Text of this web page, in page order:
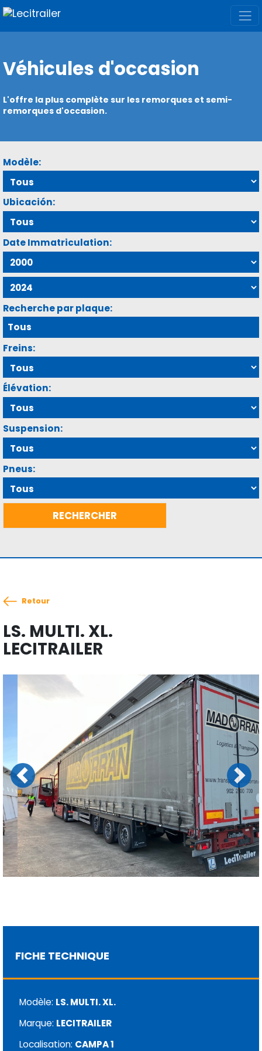
Véhicules d'occasion
L'offre la plus complète sur les remorques et semi-
remorques d'occasion.
Modèle:
Ubicación:
Date Immatriculation:
Recherche par plaque:
Freins:
Élévation:
Suspension:
Pneus:
Retour
LS. MULTI. XL.
LECITRAILER
Previous Next
FICHE TECHNIQUE
Modèle: LS. MULTI. XL.
Marque: LECITRAILER
Localisation: CAMPA 1